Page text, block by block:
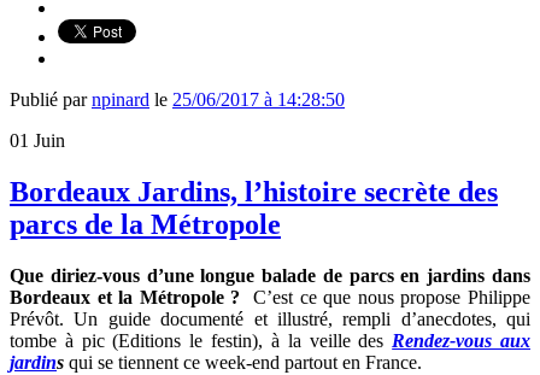
Publié parnpinard le 25/06/2017 à 14:28:50
01 Juin
Bordeaux Jardins, l’histoire secrète des
parcs de la Métropole
Que diriez-vous d’une longue balade de parcs en jardins dans
Bordeaux et la Métropole ? C’est ce que nous propose Philippe
Prévôt. Un guide documenté et illustré, rempli d’anecdotes, qui
tombe à pic (Editions le festin), à la veille des Rendez-vous aux
jardins qui se tiennent ce week-end partout en France.